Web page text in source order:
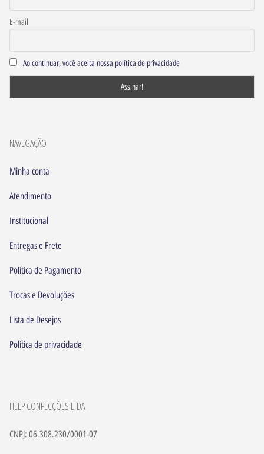
E-mail
Ao continuar, você aceita nossa política de privacidade
NAVEGAÇÃO
Minha conta
Atendimento
Institucional
Entregas e Frete
Política de Pagamento
Trocas e Devoluções
Lista de Desejos
Política de privacidade
HEEP CONFECÇÕES LTDA
CNPJ: 06.308.230/0001-07